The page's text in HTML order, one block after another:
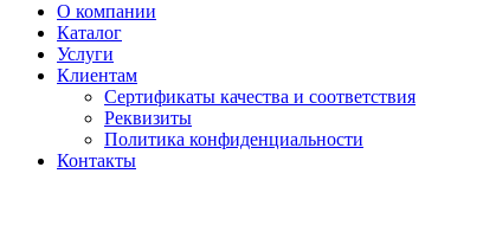
О компании
Каталог
Услуги
Клиентам
Сертификаты качества и соответствия
Реквизиты
Политика конфиден­циальности
Контакты